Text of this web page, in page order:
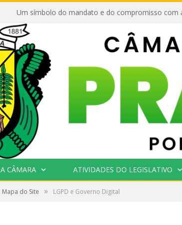
Um símbolo do mandato e do compromisso com
A CÂMARA ATIVIDADES DO LEGISLATIVO
Mapa do Site » LGPD e Governo Digital